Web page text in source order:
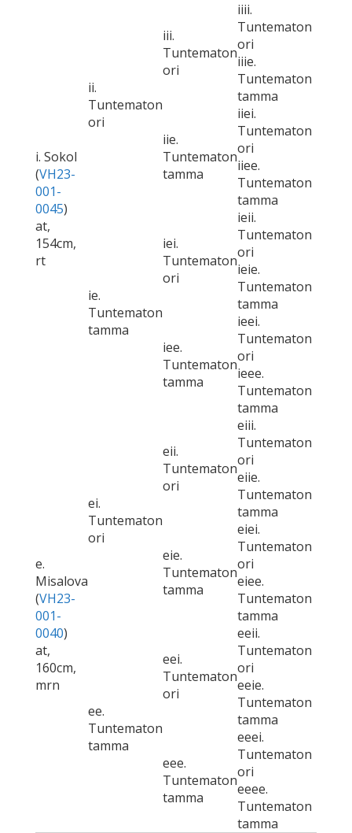
i. Sokol
(VH23-
001-
0045)
at,
154cm,
rt
ii.
Tuntematon
ori
iii.
Tuntematon
ori
iiii.
Tuntematon
ori
iiie.
Tuntematon
tamma
iie.
Tuntematon
tamma
iiei.
Tuntematon
ori
iiee.
Tuntematon
tamma
ie.
Tuntematon
tamma
iei.
Tuntematon
ori
ieii.
Tuntematon
ori
ieie.
Tuntematon
tamma
iee.
Tuntematon
tamma
ieei.
Tuntematon
ori
ieee.
Tuntematon
tamma
e.
Misalova
(VH23-
001-
0040)
at,
160cm,
mrn
ei.
Tuntematon
ori
eii.
Tuntematon
ori
eiii.
Tuntematon
ori
eiie.
Tuntematon
tamma
eie.
Tuntematon
tamma
eiei.
Tuntematon
ori
eiee.
Tuntematon
tamma
ee.
Tuntematon
tamma
eei.
Tuntematon
ori
eeii.
Tuntematon
ori
eeie.
Tuntematon
tamma
eee.
Tuntematon
tamma
eeei.
Tuntematon
ori
eeee.
Tuntematon
tamma